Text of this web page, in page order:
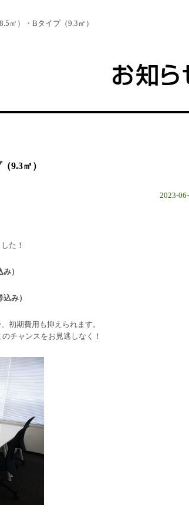
㎡）・Bタイプ（9.3㎡）
9.3㎡）
2023-
た！
）
み）
初期費用も抑えられます。
チャンスをお見逃しなく！